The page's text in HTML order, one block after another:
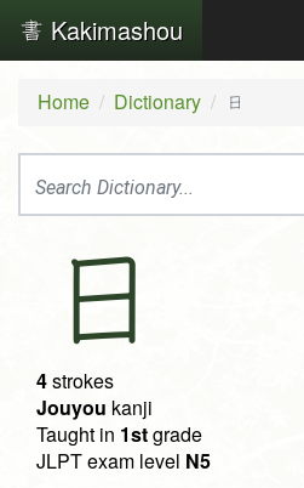
Kakimashou
Home Dictionary 日
日
4strokes
Jouyou kanji
Taught in 1stgrade
JLPT exam level N5